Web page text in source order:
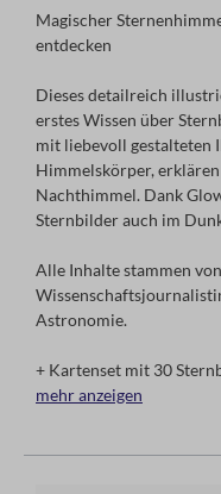
Magischer
entdecken
Dieses detailreich
erstes Wissen über
mit liebevoll gestalteten
Himmelskörper,
Nachthimmel. Dank
Sternbilder auch im
Alle Inhalte stammen
Astronomie.
+ Kartenset mit 30
+ mit Glow-in-the-Dark-
mehr anzeigen